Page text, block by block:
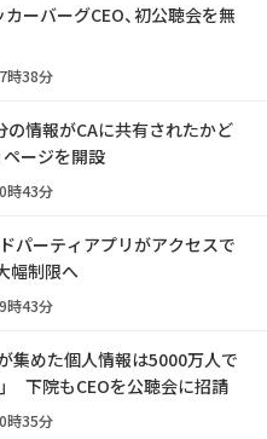
ーバーグCEO、初公聴会を無
時38分
の情報がCAに共有されたかど
ページを開設
時43分
パーティアプリがアクセスで
幅制限へ
時43分
集めた個人情報は5000万人で
下院もCEOを公聴会に招請
時35分